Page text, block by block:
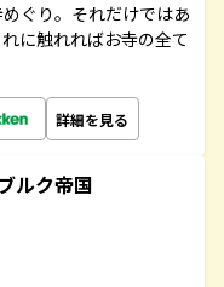
ぐり。それだけではあ
に触れればお寺の全て
詳細を見る
ルク帝国